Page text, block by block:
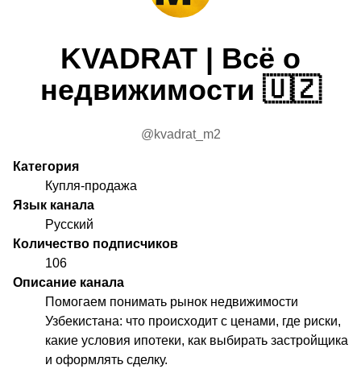
KVADRAT | Всё о
недвижимости 🇺🇿
@kvadrat_m2
Категория
Купля-продажа
Язык канала
Русский
Количество подписчиков
106
Описание канала
Помогаем понимать рынок недвижимости
Узбекистана: что происходит с ценами, где риски,
какие условия ипотеки, как выбирать застройщика
и оформлять сделку.